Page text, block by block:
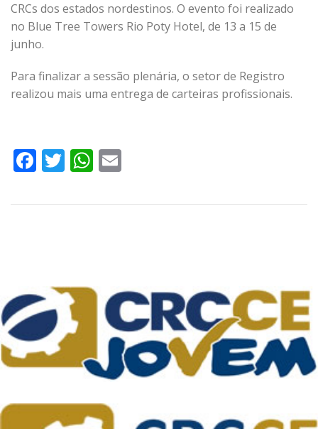
CRCs dos estados nordestinos. O evento foi realizado
no Blue Tree Towers Rio Poty Hotel, de 13 a 15 de
junho.
Para finalizar a sessão plenária, o setor de Registro
realizou mais uma entrega de carteiras profissionais.
Facebook
TwitterWhatsApp